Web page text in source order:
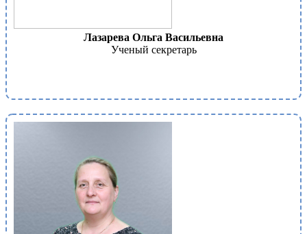
Лазарева Ольга Васильевна
Ученый секретарь